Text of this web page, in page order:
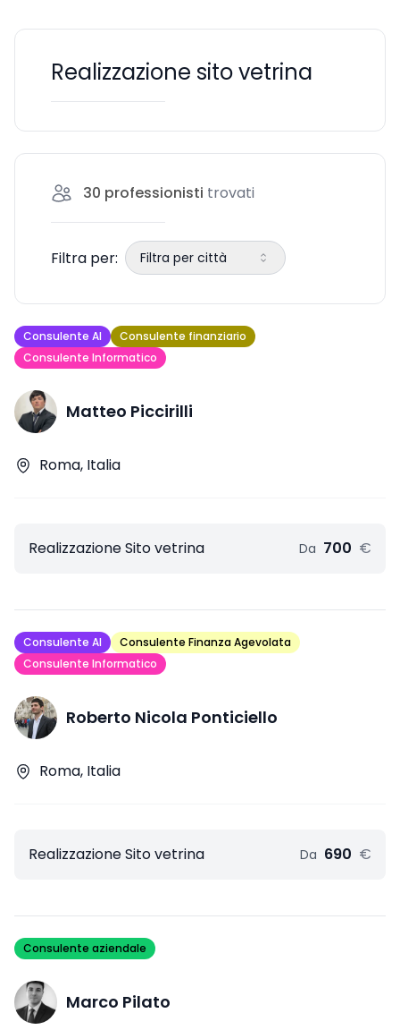
Realizzazione sito vetrina
30 professionisti trovati
Filtra per: Filtra per città
Consulente AI
Consulente finanziario
Consulente Informatico
Matteo Piccirilli
Roma, Italia
Realizzazione Sito vetrina Da 700 €
Consulente AI
Consulente Finanza Agevolata
Consulente Informatico
Roberto Nicola Ponticiello
Roma, Italia
Realizzazione Sito vetrina Da 690 €
Consulente aziendale
Marco Pilato